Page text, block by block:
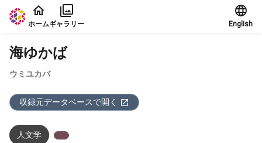
本文に飛ぶ
ホームギャラリー English
海ゆかば
ウミユカバ
収録元データベースで開く
人文学